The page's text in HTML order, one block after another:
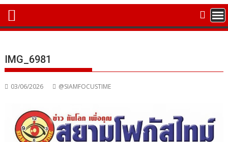
IMG_6981
03/06/2026 @SIAMFOCUSTIME